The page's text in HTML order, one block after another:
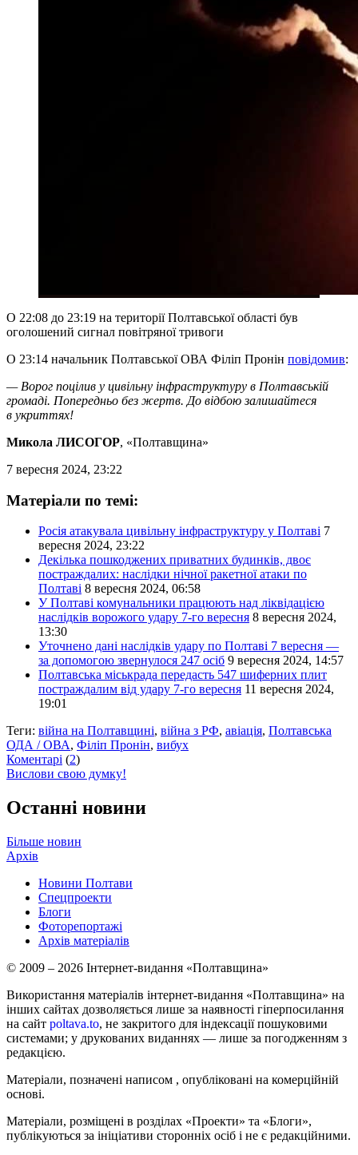
О 22:08 до 23:19 на території Полтавської області був
оголошений сигнал повітряної тривоги
О 23:14 начальник Полтавської ОВА Філіп Пронін повідомив:
— Ворог поцілив у цивільну інфраструктуру в Полтавській
громаді. Попередньо без жертв. До відбою залишайтеся
в укриттях!
Микола ЛИСОГОР, «Полтавщина»
7 вересня 2024, 23:22
Матеріали по темі:
Росія атакувала цивільну інфраструктуру у Полтаві 7
вересня 2024, 23:22
Декілька пошкоджених приватних будинків, двоє
постраждалих: наслідки нічної ракетної атаки по
Полтаві 8 вересня 2024, 06:58
У Полтаві комунальники працюють над ліквідацією
наслідків ворожого удару 7-го вересня 8 вересня 2024,
13:30
Уточнено дані наслідків удару по Полтаві 7 вересня —
за допомогою звернулося 247 осіб 9 вересня 2024, 14:57
Полтавська міськрада передасть 547 шиферних плит
постраждалим від удару 7-го вересня 11 вересня 2024,
19:01
Теги: війна на Полтавщині, війна з РФ, авіація, Полтавська
ОДА / ОВА, Філіп Пронін, вибух
Коментарі (2)
Вислови свою думку!
Останні новини
Більше новин
Архів
Новини Полтави
Спецпроекти
Блоги
Фоторепортажі
Архів матеріалів
© 2009 – 2026 Інтернет-видання «Полтавщина»
Використання матеріалів інтернет-видання «Полтавщина» на
інших сайтах дозволяється лише за наявності гіперпосилання
на сайт poltava.to, не закритого для індексації пошуковими
системами; у друкованих виданнях — лише за погодженням з
редакцією.
Матеріали, позначені написом , опубліковані на комерційній
основі.
Матеріали, розміщені в розділах «Проекти» та «Блоги»,
публікуються за ініціативи сторонніх осіб і не є редакційними.